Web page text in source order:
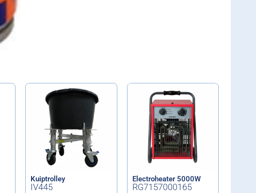
Kuiptrolley
IV445
Electroheater 5000W
RG7157000165